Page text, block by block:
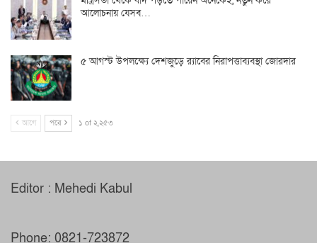
আলোচনায় যেসব…
৫ আগস্ট উপলক্ষ্যে দেশজুড়ে র‌্যাবের নিরাপত্তাব্যবস্থা জোরদার
আগে পরে ১ of ২,২৫৩
Editor : Mehedi Kabul
Phone: 0821-723872